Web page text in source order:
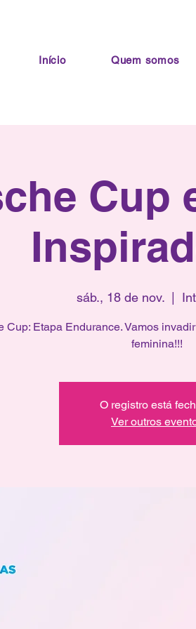
Início Quem somos
Cup
sáb., 18 de nov.
Cup: Etapa Endurance. Vamos
feminina!!!
O registro está
Ver outros